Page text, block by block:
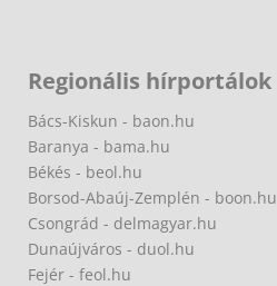
Regionális hírportálok
Bács-Kiskun - baon.hu
Baranya - bama.hu
Békés - beol.hu
Borsod-Abaúj-Zemplén - boon.hu
Csongrád - delmagyar.hu
Dunaújváros - duol.hu
Fejér - feol.hu